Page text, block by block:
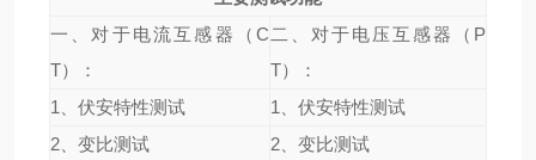
一、对于电流互感器（C
T）：
二、对于电压互感器（P
T）：
1、伏安特性测试
1、伏安特性测试
2、变比测试
2、变比测试